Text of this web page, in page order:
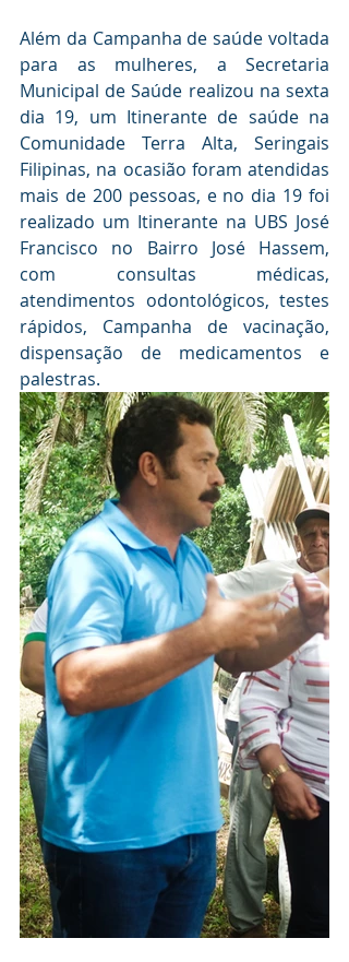
Além da Campanha de saúde voltada
para as mulheres, a Secretaria
Municipal de Saúde realizou na sexta
dia 19, um Itinerante de saúde na
Comunidade Terra Alta, Seringais
Filipinas, na ocasião foram atendidas
mais de 200 pessoas, e no dia 19 foi
realizado um Itinerante na UBS José
Francisco no Bairro José Hassem,
com consultas médicas,
atendimentos odontológicos, testes
rápidos, Campanha de vacinação,
dispensação de medicamentos e
palestras.